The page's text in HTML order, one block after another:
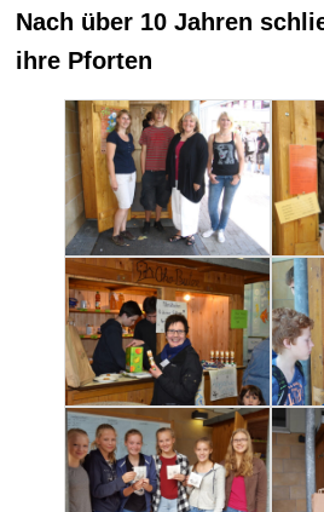
Nach über 10 Jahren
ihre Pforten